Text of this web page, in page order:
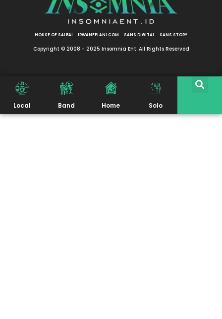
HOUSE OF SALBAI IRWANFELANI.COM SANS DIGITAL SANS STORY
Copyright © 2008 - 2025 Insomnia Ent. All Rights Reserved
Local Band Home Solo